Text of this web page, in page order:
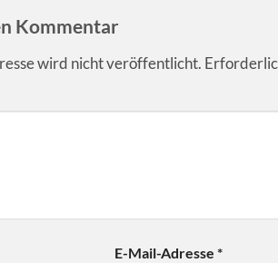
Kommentar
wird nicht veröffentlicht.
E-Mail-Adresse *